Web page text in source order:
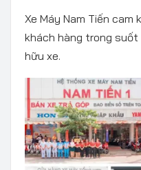
Xe Máy Nam Tiến
khách hàng trong
hữu xe.